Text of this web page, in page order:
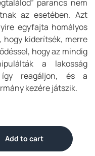
parancs nem
az esetében. Azt
egyfajta homályos
hogy kiderítsék, merre
hogy az mindig
a lakosság
így reagáljon, és a
kezére játszik.
Add to cart